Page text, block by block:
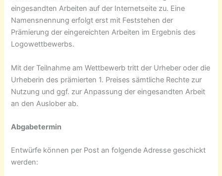
eingesandten Arbeiten auf der Internetseite zu. Eine
Namensnennung erfolgt erst mit Feststehen der
Prämierung der eingereichten Arbeiten im Ergebnis des
Logowettbewerbs.
Mit der Teilnahme am Wettbewerb tritt der Urheber oder die
Urheberin des prämierten 1. Preises sämtliche Rechte zur
Nutzung und ggf. zur Anpassung der eingesandten Arbeit
an den Auslober ab.
Abgabetermin
Entwürfe können per Post an folgende Adresse geschickt
werden: